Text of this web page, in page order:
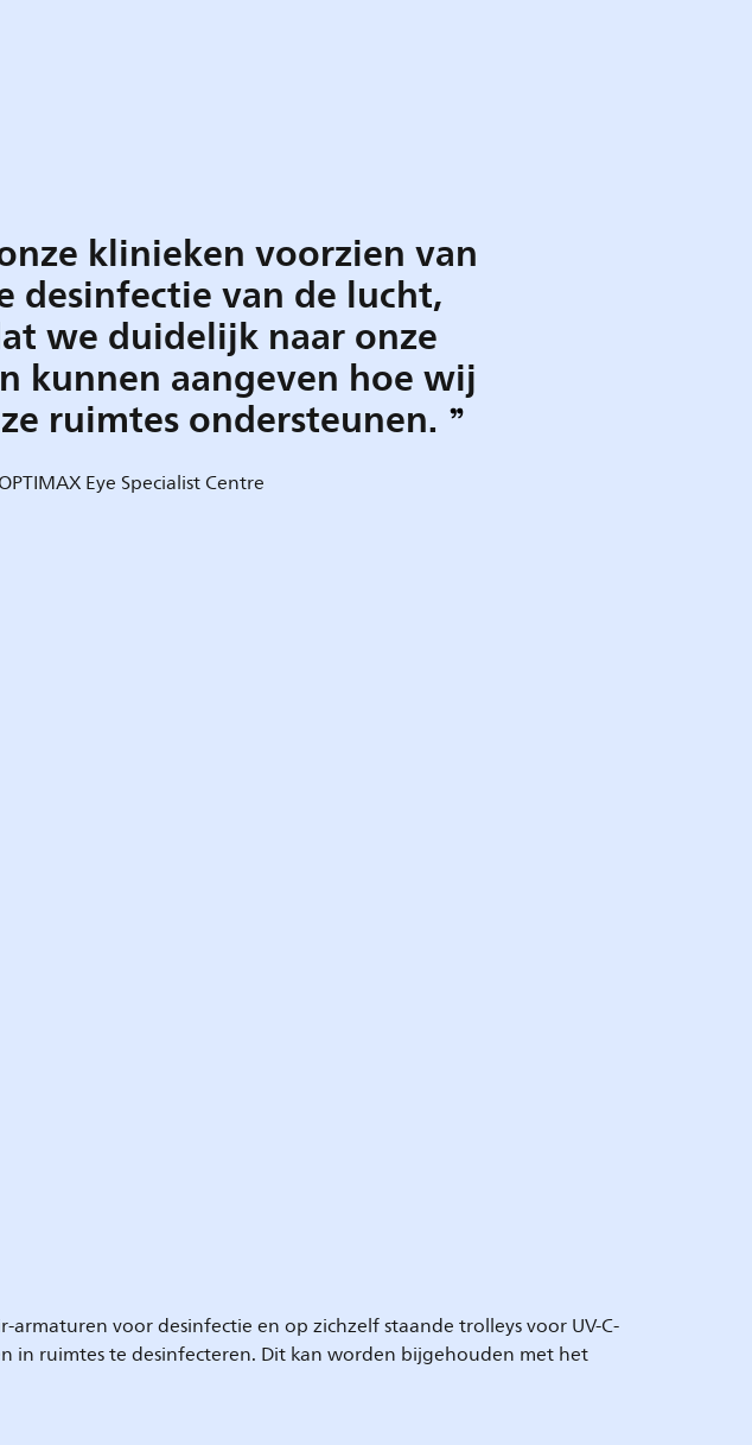
klinieken voorzien van
desinfectie van de lucht,
we duidelijk naar onze
kunnen aangeven hoe wij
ruimtes ondersteunen.
Eye Specialist Centre
voor desinfectie en op zichzelf staande trolleys voor UV-C-
in ruimtes te desinfecteren. Dit kan worden bijgehouden met het